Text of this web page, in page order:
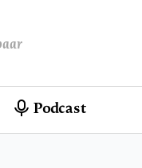
Podcast